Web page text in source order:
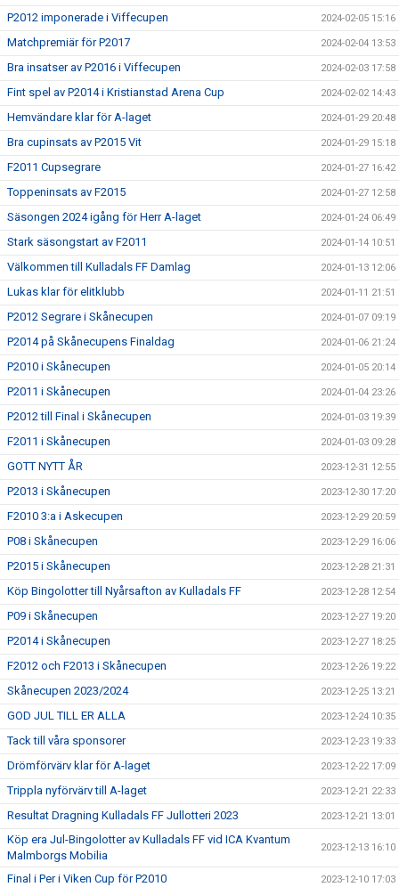
P2012 imponerade i Viffecupen 2024-02-05 15:16
Matchpremiär för P2017 2024-02-04 13:53
Bra insatser av P2016 i Viffecupen 2024-02-03 17:58
Fint spel av P2014 i Kristianstad Arena Cup 2024-02-02 14:43
Hemvändare klar för A-laget 2024-01-29 20:48
Bra cupinsats av P2015 Vit 2024-01-29 15:18
F2011 Cupsegrare 2024-01-27 16:42
Toppeninsats av F2015 2024-01-27 12:58
Säsongen 2024 igång för Herr A-laget 2024-01-24 06:49
Stark säsongstart av F2011 2024-01-14 10:51
Välkommen till Kulladals FF Damlag 2024-01-13 12:06
Lukas klar för elitklubb 2024-01-11 21:51
P2012 Segrare i Skånecupen 2024-01-07 09:19
P2014 på Skånecupens Finaldag 2024-01-06 21:24
P2010 i Skånecupen 2024-01-05 20:14
P2011 i Skånecupen 2024-01-04 23:26
P2012 till Final i Skånecupen 2024-01-03 19:39
F2011 i Skånecupen 2024-01-03 09:28
GOTT NYTT ÅR 2023-12-31 12:55
P2013 i Skånecupen 2023-12-30 17:20
F2010 3:a i Askecupen 2023-12-29 20:59
P08 i Skånecupen 2023-12-29 16:06
P2015 i Skånecupen 2023-12-28 21:31
Köp Bingolotter till Nyårsafton av Kulladals FF 2023-12-28 12:54
P09 i Skånecupen 2023-12-27 19:20
P2014 i Skånecupen 2023-12-27 18:25
F2012 och F2013 i Skånecupen 2023-12-26 19:22
Skånecupen 2023/2024 2023-12-25 13:21
GOD JUL TILL ER ALLA 2023-12-24 10:35
Tack till våra sponsorer 2023-12-23 19:33
Drömförvärv klar för A-laget 2023-12-22 17:09
Trippla nyförvärv till A-laget 2023-12-21 22:33
Resultat Dragning Kulladals FF Jullotteri 2023 2023-12-21 13:01
Köp era Jul-Bingolotter av Kulladals FF vid ICA Kvantum
Malmborgs Mobilia
2023-12-13 16:10
Final i Per i Viken Cup för P2010 2023-12-10 17:03